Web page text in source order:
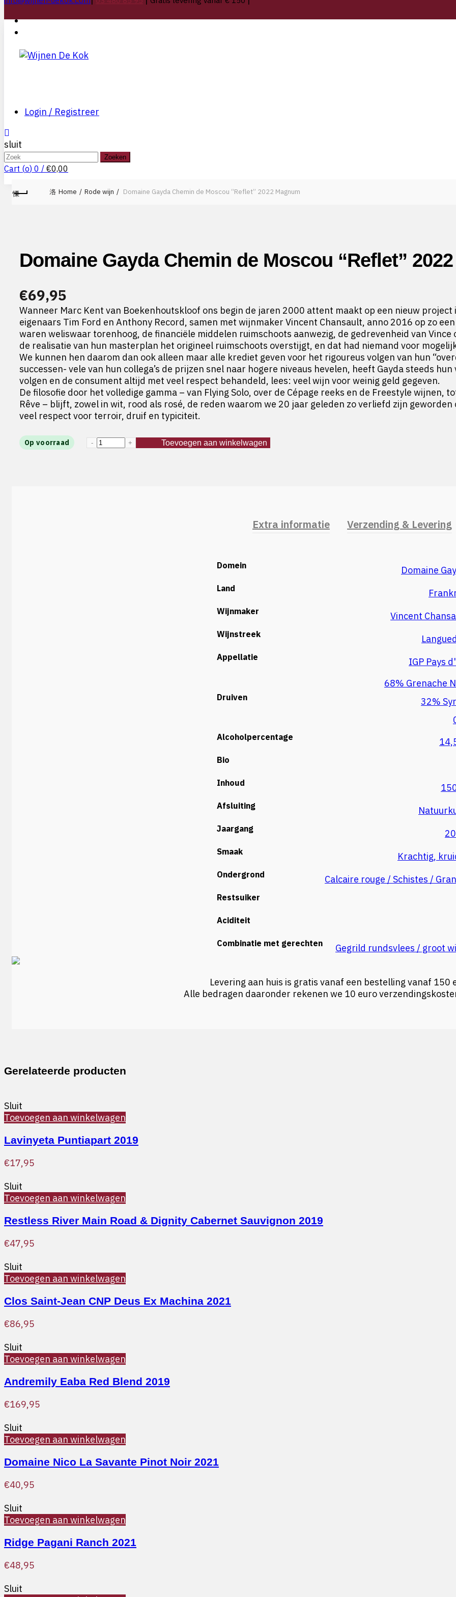
Login / Registreer
sluit
Search
for:
Zoeken
Cart (o) 0 / €0,00
Home Rode wijn Domaine Gayda Chemin de Moscou “Reflet” 2022 Magnum
Domaine Gayda Chemin de Moscou “Reflet”
€69,95
Wanneer Marc Kent van Boekenhoutskloof ons begin de jaren 2000 attent maakt op een nieuw
eigenaars Tim Ford en Anthony Record, samen met wijnmaker Vincent Chansault, anno 2016 op zo
waren weliswaar torenhoog, de financiële middelen ruimschoots aanwezig, de gedrevenheid van
de realisatie van hun masterplan het origineel ruimschoots overstijgt, en dat had niemand voor
We kunnen hen daarom dan ook alleen maar alle krediet geven voor het rigoureus volgen van hun
successen- vele van hun collega’s de prijzen snel naar hogere niveaus hevelen, heeft Gayda steeds
volgen en de consument altijd met veel respect behandeld, lees: veel wijn voor weinig geld gegeven.
De filosofie door het volledige gamma – van Flying Solo, over de Cépage reeks en de Freestyle wijnen,
Rêve – blijft, zowel in wit, rood als rosé, de reden waarom we 20 jaar geleden zo verliefd zijn
veel respect voor terroir, druif en typiciteit.
Op voorraad Domaine Gayda Chemin de Moscou "Reflet" 2022 Magnum aantal
Toevoegen aan winkelwagen
Extra informatie Verzending & Levering
Domein Domaine
Land
Wijnmaker Vincent
Wijnstreek
Appellatie IGP Pays
Druiven 32%
68% Grenache
Alcoholpercentage
Bio
Inhoud
Afsluiting
Jaargang
Smaak Krachtig,
Ondergrond Calcaire rouge / Schistes /
Restsuiker
Aciditeit
Combinatie met gerechten Gegrild rundsvlees / groot
Levering aan huis is gratis vanaf een bestelling vanaf 150
Alle bedragen daaronder rekenen we 10 euro
Gerelateerde producten
Sluit
Toevoegen aan winkelwagen
Lavinyeta Puntiapart 2019
€17,95
Sluit
Toevoegen aan winkelwagen
Restless River Main Road & Dignity Cabernet Sauvignon 2019
€47,95
Sluit
Toevoegen aan winkelwagen
Clos Saint-Jean CNP Deus Ex Machina 2021
€86,95
Sluit
Toevoegen aan winkelwagen
Andremily Eaba Red Blend 2019
€169,95
Sluit
Toevoegen aan winkelwagen
Domaine Nico La Savante Pinot Noir 2021
€40,95
Sluit
Toevoegen aan winkelwagen
Ridge Pagani Ranch 2021
€48,95
Sluit